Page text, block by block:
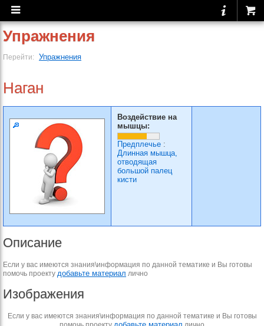
Упражнения
Перейти: Упражнения
Наган
Воздействие на
мышцы:
Предплечье :
Длинная мышца,
отводящая
большой палец
кисти
Описание
Если у вас имеются знания\информация по данной тематике и Вы готовы
помочь проекту добавьте материал лично
Изображения
Если у вас имеются знания\информация по данной тематике и Вы готовы